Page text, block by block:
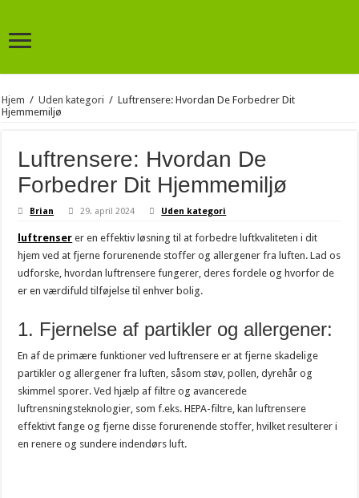
Hjem / Uden kategori / Luftrensere: Hvordan De Forbedrer Dit
Hjemmemiljø
Luftrensere: Hvordan De
Forbedrer Dit Hjemmemiljø
Brian 29. april 2024 Uden kategori
luftrenser er en effektiv løsning til at forbedre luftkvaliteten i dit
hjem ved at fjerne forurenende stoffer og allergener fra luften. Lad os
udforske, hvordan luftrensere fungerer, deres fordele og hvorfor de
er en værdifuld tilføjelse til enhver bolig.
1. Fjernelse af partikler og allergener:
En af de primære funktioner ved luftrensere er at fjerne skadelige
partikler og allergener fra luften, såsom støv, pollen, dyrehår og
skimmel sporer. Ved hjælp af filtre og avancerede
luftrensningsteknologier, som f.eks. HEPA-filtre, kan luftrensere
effektivt fange og fjerne disse forurenende stoffer, hvilket resulterer i
en renere og sundere indendørs luft.